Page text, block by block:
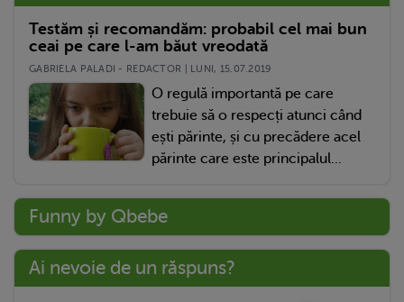
Testăm și recomandăm: probabil cel mai bun
ceai pe care l-am băut vreodată
GABRIELA PALADI - REDACTOR | LUNI, 15.07.2019
O regulă importantă pe care
trebuie să o respecți atunci când
ești părinte, și cu precădere acel
părinte care este principalul...
Funny by Qbebe
Ai nevoie de un răspuns?